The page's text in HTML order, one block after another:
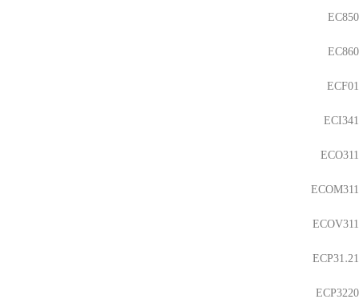
EC850
EC860
ECF01
ECI341
ECO311
ECOM311
ECOV311
ECP31.21
ECP3220